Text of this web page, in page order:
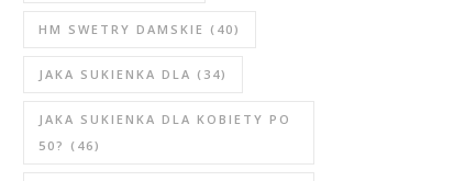
HM SWETRY DAMSKIE (40)
JAKA SUKIENKA DLA (34)
JAKA SUKIENKA DLA KOBIETY PO
50? (46)